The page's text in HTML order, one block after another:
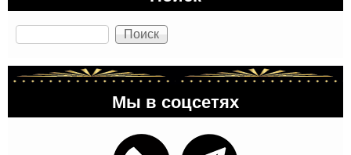
Поиск
Мы в соцсетях